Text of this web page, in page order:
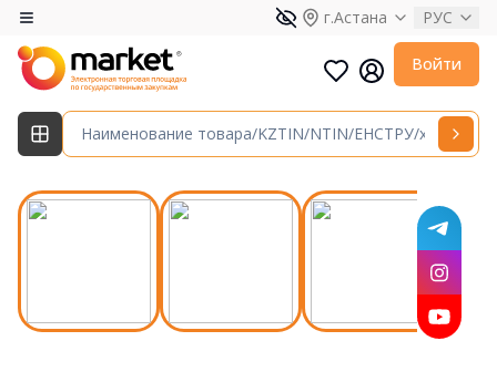
г.Астана РУС
Войти